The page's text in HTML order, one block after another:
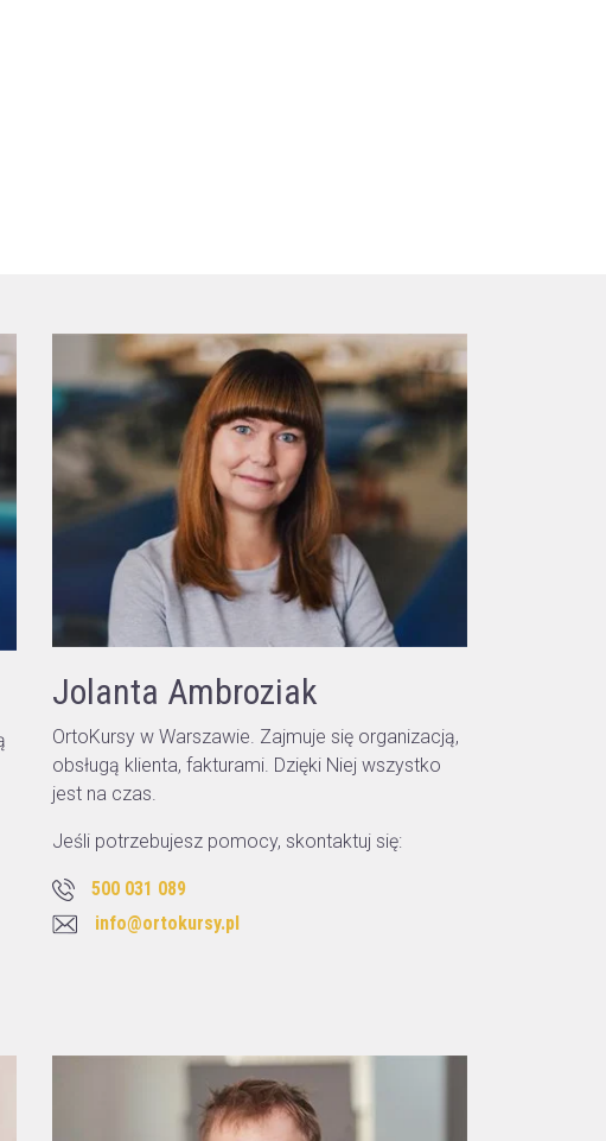
Jolanta Ambroziak
OrtoKursy w Warszawie. Zajmuje się organizacją,
obsługą klienta, fakturami. Dzięki Niej wszystko
jest na czas.
Jeśli potrzebujesz pomocy, skontaktuj się:
500 031 089
info@ortokursy.pl